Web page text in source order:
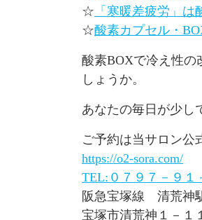
☆ 「寒暖差疲労」
☆酸素カプセル・
酸素BOXで冷え性の
しょうか。
あなたの毎日が少し
ご予約は当サロン公
https://o2-sora.com/
TEL:０７９７－９１
阪急宝塚線 清荒神
宝塚市清荒神１－１